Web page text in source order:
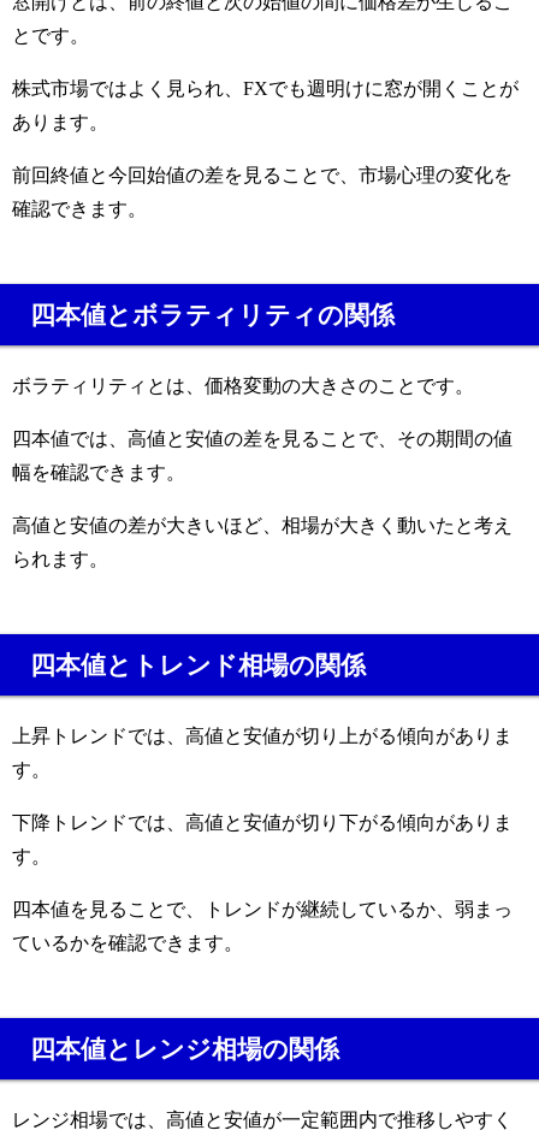
とです。
株式市場ではよく見られ、FXでも週明けに窓が開くことが
あります。
前回終値と今回始値の差を見ることで、市場心理の変化を
確認できます。
四本値とボラティリティの関係
ボラティリティとは、価格変動の大きさのことです。
四本値では、高値と安値の差を見ることで、その期間の値
幅を確認できます。
高値と安値の差が大きいほど、相場が大きく動いたと考え
られます。
四本値とトレンド相場の関係
上昇トレンドでは、高値と安値が切り上がる傾向がありま
す。
下降トレンドでは、高値と安値が切り下がる傾向がありま
す。
四本値を見ることで、トレンドが継続しているか、弱まっ
ているかを確認できます。
四本値とレンジ相場の関係
レンジ相場では、高値と安値が一定範囲内で推移しやすく